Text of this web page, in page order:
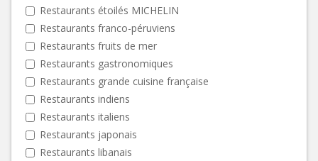
Restaurants étoilés MICHELIN
Restaurants franco-péruviens
Restaurants fruits de mer
Restaurants gastronomiques
Restaurants grande cuisine française
Restaurants indiens
Restaurants italiens
Restaurants japonais
Restaurants libanais